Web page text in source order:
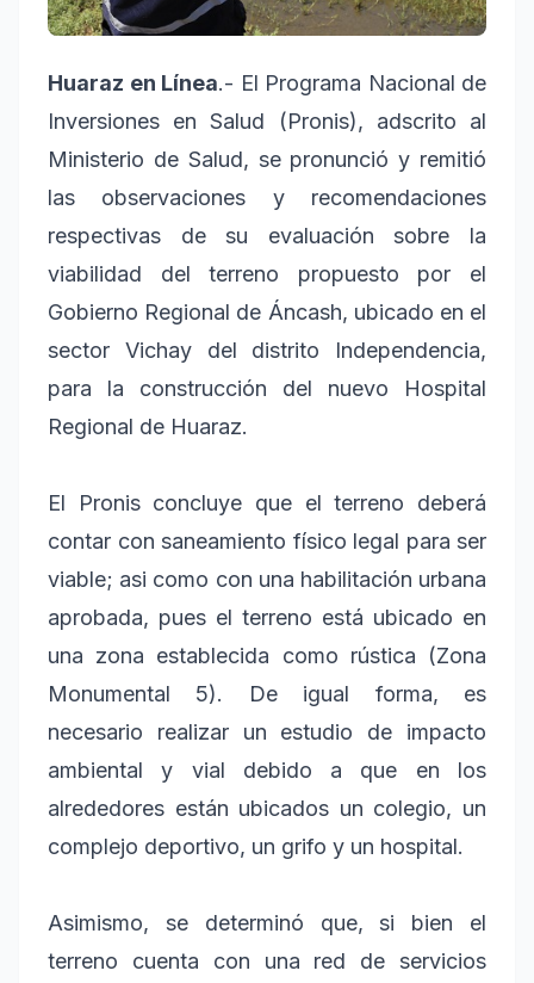
Huaraz en Línea.- El Programa Nacional de
Inversiones en Salud (Pronis), adscrito al
Ministerio de Salud, se pronunció y remitió
las observaciones y recomendaciones
respectivas de su evaluación sobre la
viabilidad del terreno propuesto por el
Gobierno Regional de Áncash, ubicado en el
sector Vichay del distrito Independencia,
para la construcción del nuevo Hospital
Regional de Huaraz.
El Pronis concluye que el terreno deberá
contar con saneamiento físico legal para ser
viable; asi como con una habilitación urbana
aprobada, pues el terreno está ubicado en
una zona establecida como rústica (Zona
Monumental 5). De igual forma, es
necesario realizar un estudio de impacto
ambiental y vial debido a que en los
alrededores están ubicados un colegio, un
complejo deportivo, un grifo y un hospital.
Asimismo, se determinó que, si bien el
terreno cuenta con una red de servicios